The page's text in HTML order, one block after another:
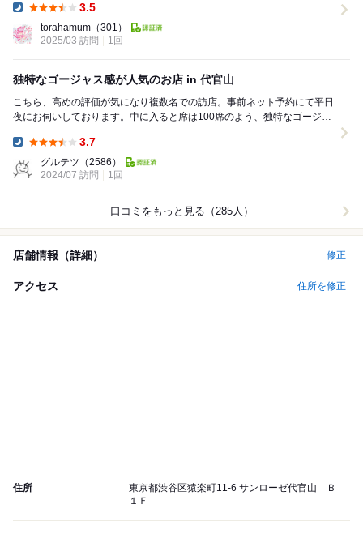
3.5
torahamum （301）
2025/03 訪問
1回
独特なゴージャス感が人気のお店 in 代官山
こちら、高めの評価が気になり複数名での訪店。事前ネット予約にて平日
夜にお伺いしております。中に入ると席は100席のよう、独特なゴージャ
3.7
グルテツ （2586）
2024/07 訪問
1回
口コミをもっと見る（285人）
店舗情報（詳細） 修正
アクセス 住所を修正
住所
東京都渋谷区猿楽町11-6 サンローゼ代官山 Ｂ
１Ｆ